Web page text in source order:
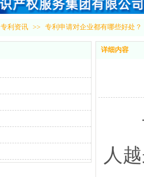
专利资讯 >> 专利申请对企业都有哪些好处？
详细内容
专
人